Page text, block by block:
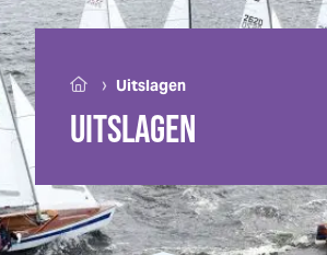
UITSLAGEN
› Uitslagen